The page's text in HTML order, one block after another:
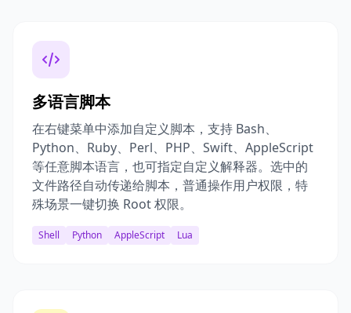
多语言脚本
在右键菜单中添加自定义脚本，支持 Bash、
Python、Ruby、Perl、PHP、Swift、AppleScript
等任意脚本语言，也可指定自定义解释器。选中的
文件路径自动传递给脚本，普通操作用户权限，特
殊场景一键切换 Root 权限。
Shell Python AppleScript Lua